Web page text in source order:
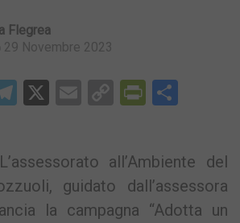
Flegrea
29 Novembre 2023
Telegram
X EmailCopy
L’assessorato all’Ambiente del
guidato dall’assessora
la campagna “Adotta un